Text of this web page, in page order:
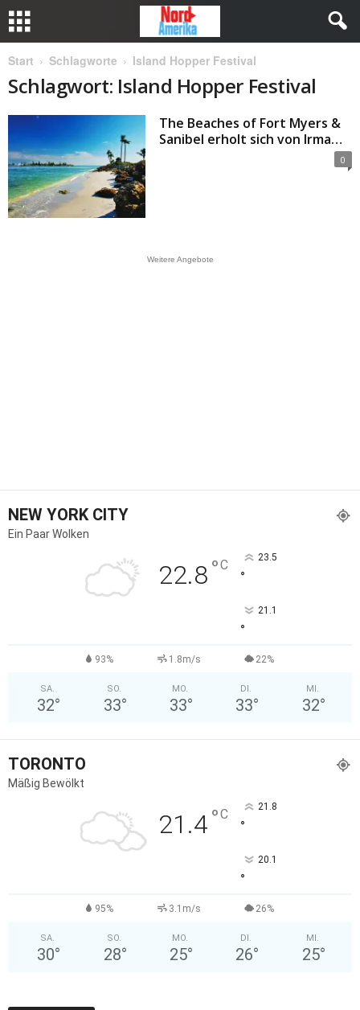
Start Schlagworte Island Hopper Festival
Schlagwort: Island Hopper Festival
The Beaches of Fort Myers &
Sanibel erholt sich von Irma…
0
Weitere Angebote
NEW YORK CITY
Ein Paar Wolken
22.8°C 23.5
°
21.1
°
93% 1.8m/s 22%
SA.
32°
SO.
33°
MO.
33°
DI.
33°
MI.
32°
TORONTO
Mäßig Bewölkt
21.4°C 21.8
°
20.1
°
95% 3.1m/s 26%
SA.
30°
SO.
28°
MO.
25°
DI.
26°
MI.
25°